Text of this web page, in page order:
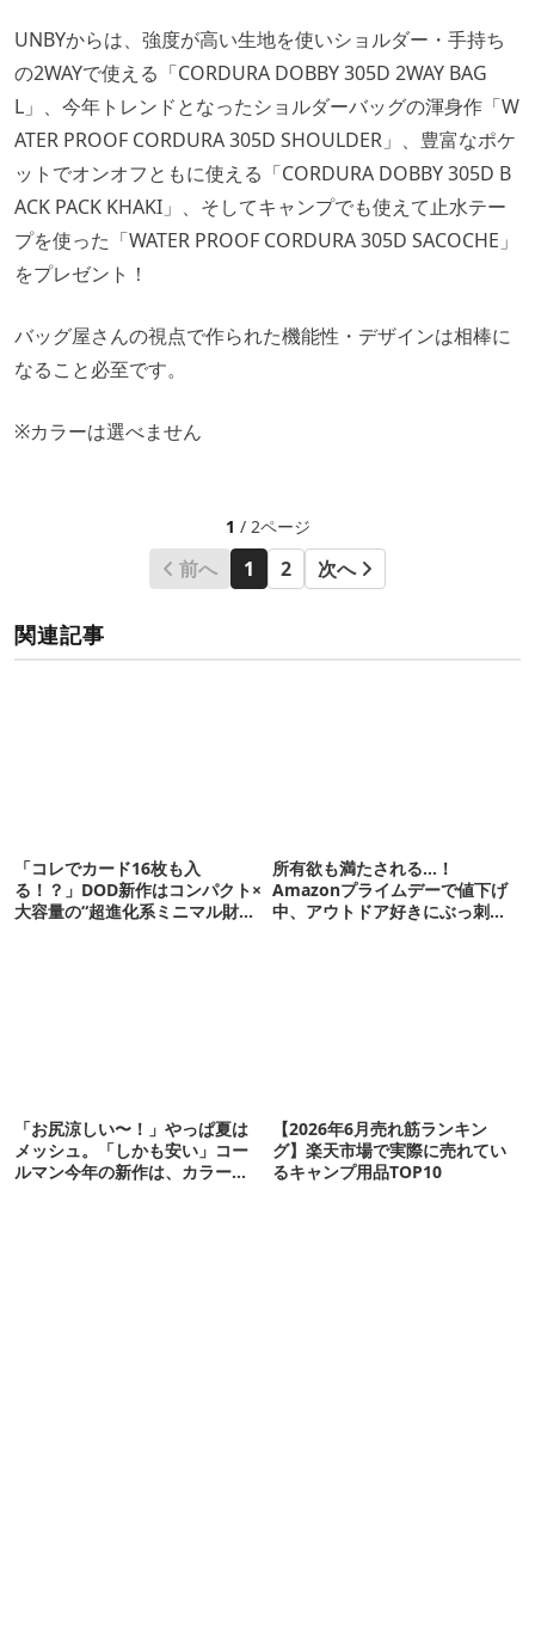
UNBYからは、強度が高い生地を使いショルダー・手持ち
の2WAYで使える「CORDURA DOBBY 305D 2WAY BAG
L」、今年トレンドとなったショルダーバッグの渾身作「W
ATER PROOF CORDURA 305D SHOULDER」、豊富なポケ
ットでオンオフともに使える「CORDURA DOBBY 305D B
ACK PACK KHAKI」、そしてキャンプでも使えて止水テー
プを使った「WATER PROOF CORDURA 305D SACOCHE」
をプレゼント！
バッグ屋さんの視点で作られた機能性・デザインは相棒に
なること必至です。
※カラーは選べません
1 / 2ページ
前へ 1 2 次へ
関連記事
「コレでカード16枚も入
る！？」DOD新作はコンパクト×
大容量の“超進化系ミニマル財
所有欲も満たされる…！
Amazonプライムデーで値下げ
中、アウトドア好きにぶっ刺さ
「お尻涼しい〜！」やっぱ夏は
メッシュ。「しかも安い」コー
ルマン今年の新作は、カラーも
【2026年6月売れ筋ランキン
グ】楽天市場で実際に売れてい
るキャンプ用品TOP10